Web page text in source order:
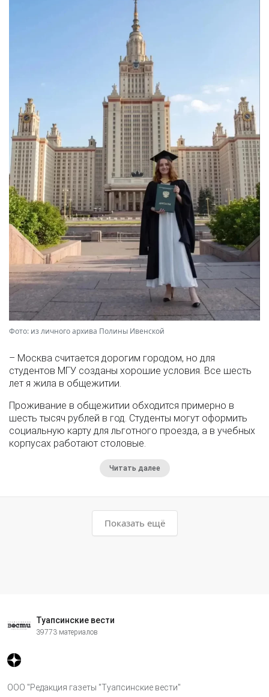
Фото: из личного архива Полины Ивенской
– Москва считается дорогим городом, но для
студентов МГУ созданы хорошие условия. Все шесть
лет я жила в общежитии.
Проживание в общежитии обходится примерно в
шесть тысяч рублей в год. Студенты могут оформить
социальную карту для льготного проезда, а в учебных
корпусах работают столовые.
Читать далее
Показать ещё
Туапсинские вести
39773 материалов
ООО "Редакция газеты "Туапсинские вести"